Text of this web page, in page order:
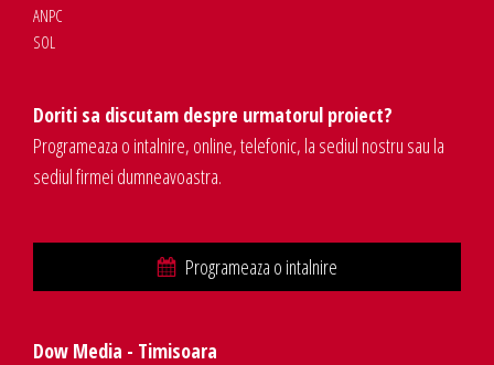
ANPC
SOL
Doriti sa discutam despre urmatorul proiect?
Programeaza o intalnire, online, telefonic, la sediul nostru sau la
sediul firmei dumneavoastra.
Programeaza o intalnire
Dow Media - Timisoara